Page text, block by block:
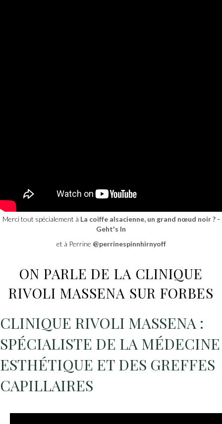
Merci tout spécialement à La coiffe alsacienne, un grand nœud noir ? -
Geht's In
et à Perrine @perrinespinnhirnyoff
ON PARLE DE LA CLINIQUE
RIVOLI MASSENA SUR FORBES
CLINIQUE RIVOLI MASSENA :
SPÉCIALISTE DE LA MÉDECINE
ESTHÉTIQUE ET DES GREFFES
CAPILLAIRES